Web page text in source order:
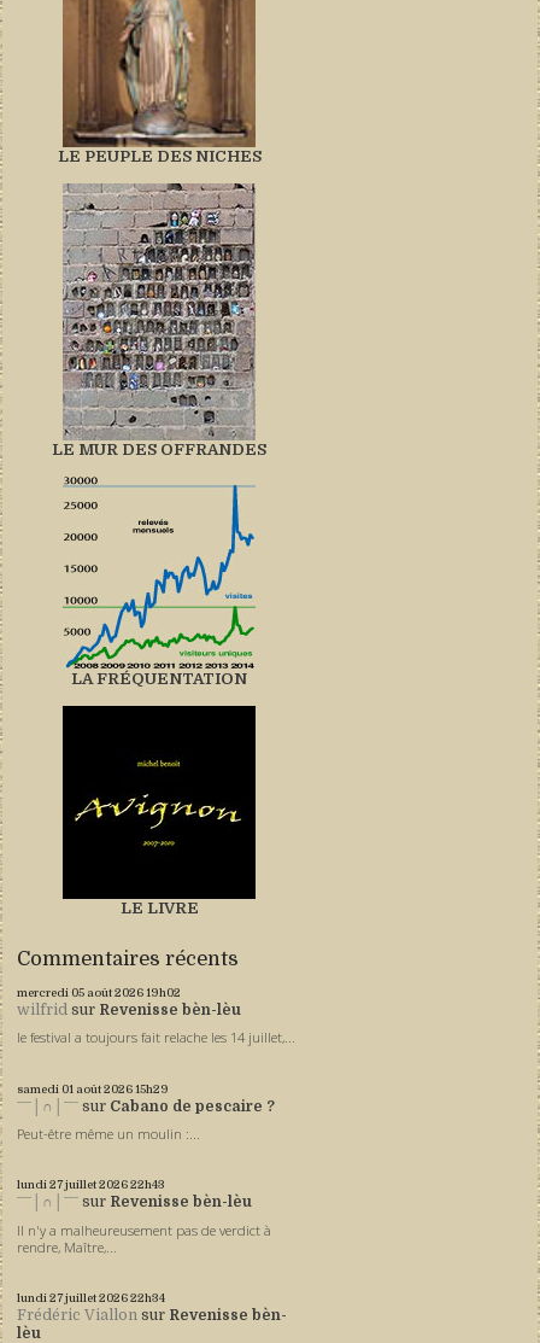
LE PEUPLE DES NICHES
LE MUR DES OFFRANDES
LA FRÉQUENTATION
LE LIVRE
Commentaires récents
mercredi 05 août 202619h02
wilfrid sur Revenisse bèn-lèu
le festival a toujours fait relache les 14 juillet,...
samedi 01 août 202615h29
ˉˉˉ│∩│ˉˉˉ sur Cabano de pescaire ?
Peut-être même un moulin :...
lundi 27juillet 202622h43
ˉˉˉ│∩│ˉˉˉ sur Revenisse bèn-lèu
Il n'y a malheureusement pas de verdict à
rendre, Maître,...
lundi 27juillet 202622h34
Frédéric Viallon sur Revenisse bèn-
lèu